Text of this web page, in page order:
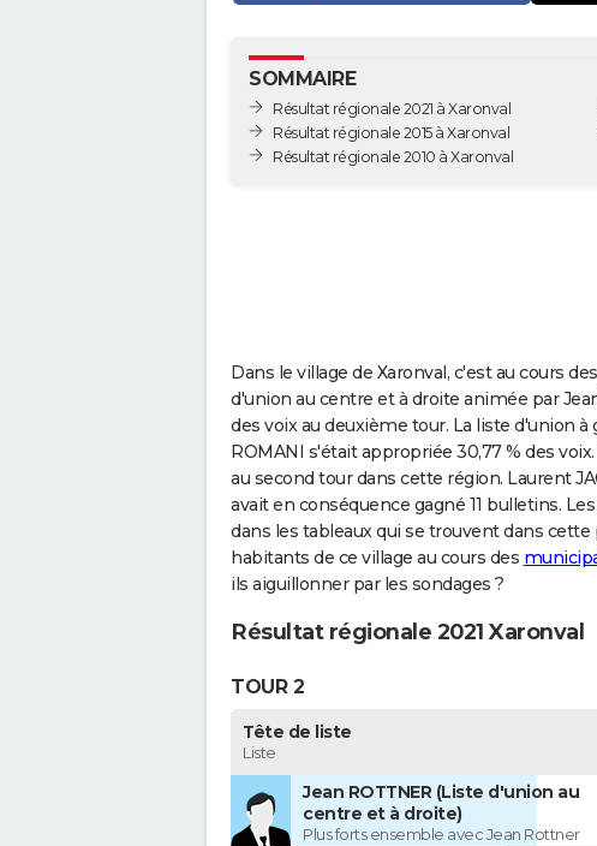
SOMMAIRE
Résultat régionale 2021 à Xaronval
Résultat régionale 2015 à Xaronval
Résultat régionale 2010 à Xaronval
Dans le village de Xaronval, c'est au cours
d'union au centre et à droite animée par
des voix au deuxième tour. La liste d'union
ROMANI s'était appropriée 30,77 % des
au second tour dans cette région. Laurent
avait en conséquence gagné 11 bulletins.
dans les tableaux qui se trouvent dans cette
habitants de ce village au cours des
ils aiguillonner par les sondages ?
Résultat régionale 2021 Xaronval
TOUR 2
Tête de liste
Liste
Jean ROTTNER (Liste d'union au
centre et à droite)
Plus forts ensemble avec Jean Rottner